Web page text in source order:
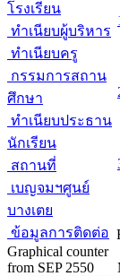
โรงเรียน
ทำเนียบผู้บริหาร
ทำเนียบครู
กรรมการสถาน
ศึกษา
ทำเนียบประธาน
นักเรียน
สถานที่
เบญจมฯศูนย์
บางเตย
ข้อมูลการติดต่อ
Graphical counter
from SEP 2550